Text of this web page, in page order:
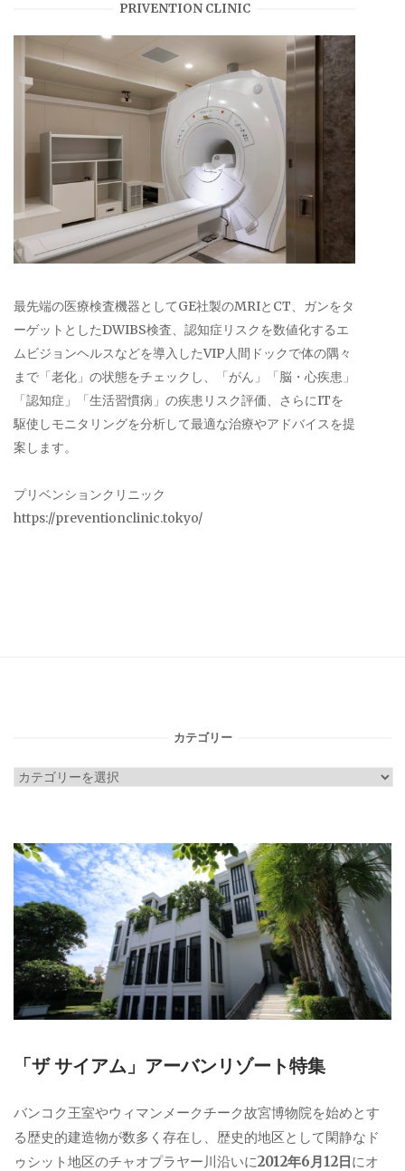
PRIVENTION CLINIC
最先端の医療検査機器としてGE社製のMRIとCT、ガンをタ
ーゲットとしたDWIBS検査、認知症リスクを数値化するエ
ムビジョンヘルスなどを導入したVIP人間ドックで体の隅々
まで「老化」の状態をチェックし、「がん」「脳・心疾患」
「認知症」「生活習慣病」の疾患リスク評価、さらにITを
駆使しモニタリングを分析して最適な治療やアドバイスを提
案します。
プリベンションクリニック
https://preventionclinic.tokyo/
カテゴリー
カ
リ
ー
「ザ サイアム」アーバンリゾート特集
バンコク王室やウィマンメークチーク故宮博物院を始めとす
る歴史的建造物が数多く存在し、歴史的地区として閑静なド
ゥシット地区のチャオプラヤー川沿いに2012年6月12日にオ